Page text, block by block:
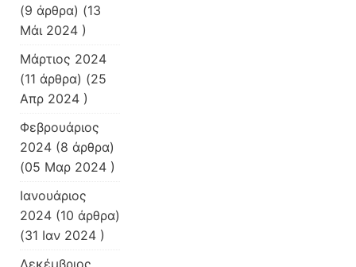
(9 άρθρα) (13
Μάι 2024 )
Μάρτιος 2024
(11 άρθρα) (25
Απρ 2024 )
Φεβρουάριος
2024 (8 άρθρα)
(05 Μαρ 2024 )
Ιανουάριος
2024 (10 άρθρα)
(31 Ιαν 2024 )